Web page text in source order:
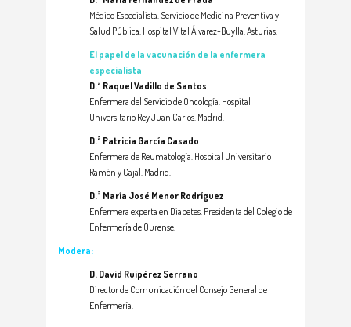
Médico Especialista. Servicio de Medicina Preventiva y
Salud Pública. Hospital Vital Álvarez-Buylla. Asturias.
El papel de la vacunación de la enfermera
especialista
D.ª Raquel Vadillo de Santos
Enfermera del Servicio de Oncología. Hospital
Universitario Rey Juan Carlos. Madrid.
D.ª Patricia García Casado
Enfermera de Reumatología. Hospital Universitario
Ramón y Cajal. Madrid.
D.ª María José Menor Rodríguez
Enfermera experta en Diabetes. Presidenta del Colegio de
Enfermería de Ourense.
Modera:
D. David Ruipérez Serrano
Director de Comunicación del Consejo General de
Enfermería.